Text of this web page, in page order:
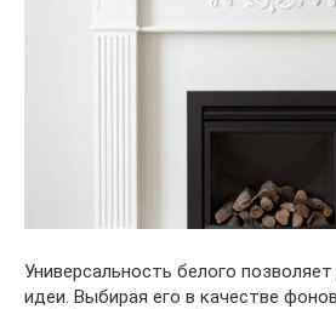
Универсальность белого
идеи. Выбирая его в качестве